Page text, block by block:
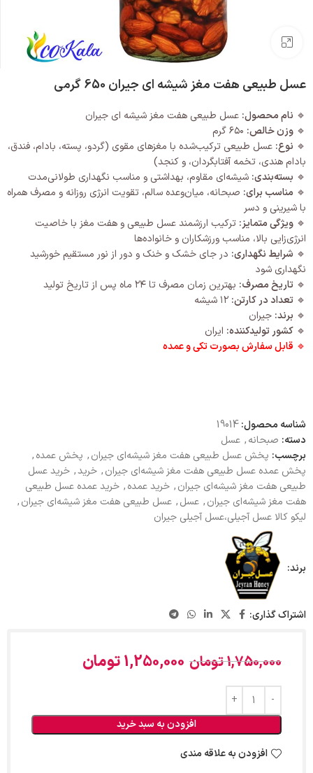
بزرگنمایی تصویر
عسل طبیعی هفت مغز شیشه ای جیران 650 گرمی
🔹 نام محصول: عسل طبیعی هفت مغز شیشه ای جیران
🔹 وزن خالص:
🔹 نوع: عسل طبیعی ترکیب‌شده با مغزهای مقوی (گردو، پسته، بادام، فندق،
بادام هندی، تخمه آفتابگردان، و کنجد)
🔹 بسته‌بندی: شیشه‌ای مقاوم، بهداشتی و مناسب نگهداری طولانی‌مدت
🔹 مناسب برای: صبحانه، میان‌وعده سالم، تقویت انرژی روزانه و مصرف همراه
با شیرینی و دسر
🔹 ویژگی متمایز: ترکیب ارزشمند عسل طبیعی و هفت مغز با خاصیت
انرژی‌زایی بالا، مناسب ورزشکاران و خانواده‌ها
🔹 شرایط نگهداری: در جای خشک و خنک و دور از نور مستقیم خورشید
نگهداری شود
🔹 تاریخ مصرف: بهترین زمان مصرف تا ۲۴ ماه پس از تاریخ تولید
🔹 تعداد در کارتن:
🔹 برند: جیران
🔹 کشور تولیدکننده: ایران
🔹 قابل سفارش بصورت تکی و عمده
شناسه محصول:19014
دسته: صبحانه, عسل
برچسب: پخش عسل طبیعی هفت مغز شیشه‌ای جیران, پخش عمده,
پخش عمده عسل طبیعی هفت مغز شیشه‌ای جیران, خرید, خرید عسل
طبیعی هفت مغز شیشه‌ای جیران, خرید عمده, خرید عمده عسل طبیعی
هفت مغز شیشه‌ای جیران, عسل, عسل طبیعی هفت مغز شیشه‌ای جیران,
لیکو کالا عسل آجیلی،عسل آجیلی جیران
برند:
اشتراک گذاری:
1,750,000تومان 1,250,000تومان
افزودن به سبد خرید
افزودن به علاقه مندی